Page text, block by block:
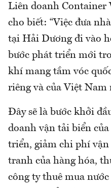
Liên doanh Container
cho biết: “Việc đưa
tại Hải Dương đi vào
bước phát triển mới
khí mang tầm vóc
riêng và của Việt Nam
Đây sẽ là bước khởi
doanh vận tải biển
triển, giảm chi phí
tranh của hàng hóa,
công ty thuê mua